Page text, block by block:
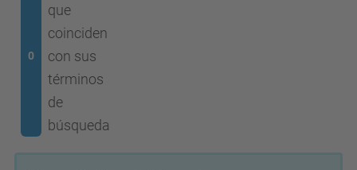
0
que
coinciden
con sus
términos
de
búsqueda